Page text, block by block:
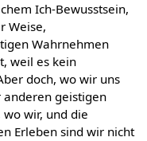
Ich-Bewusstsein,
Weise,
Wahrnehmen
weil es kein
doch, wo wir uns
geistigen
wir, und die
Erleben sind wir nicht